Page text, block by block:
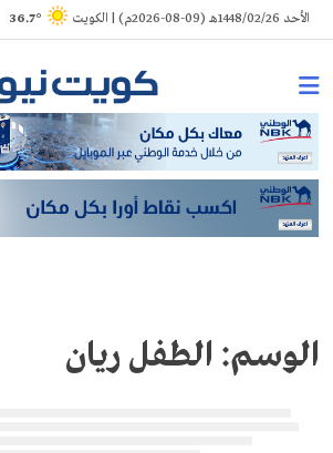
Skip
to
الأحد 1448/02/26هـ (09-08-2026م) | الكويت ° 36.7
الوسم: الطفل ريان